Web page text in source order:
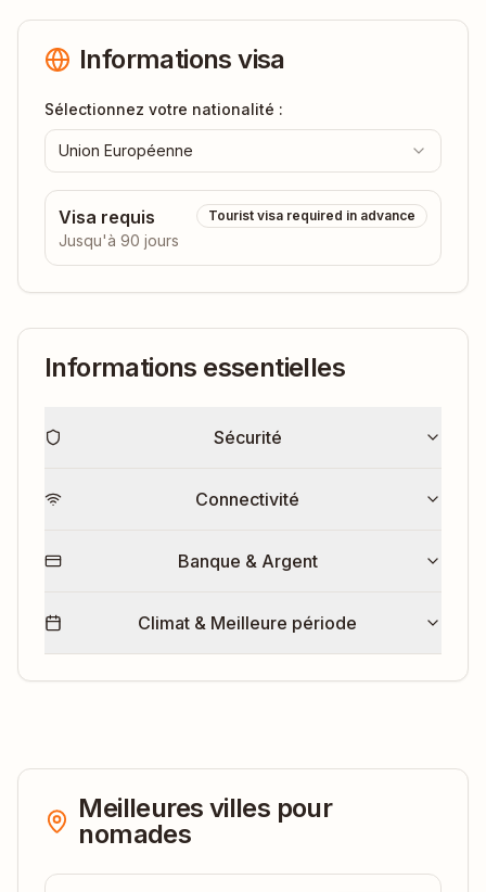
Informations visa
Sélectionnez votre nationalité :
Union Européenne
Visa requis
Jusqu'à 90 jours
Tourist visa required in advance
Informations essentielles
Sécurité
Connectivité
Banque & Argent
Climat & Meilleure période
Meilleures villes pour
nomades